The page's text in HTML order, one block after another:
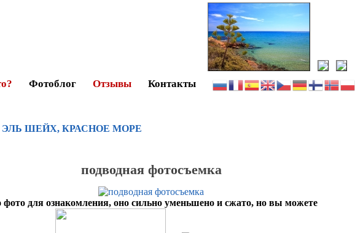
Фотоблог Отзывы Контакты
ШЕЙХ, КРАСНОЕ МОРЕ
подводная фотосъемка
фото для ознакомления, оно сильно уменьшено и сжато, но вы можете